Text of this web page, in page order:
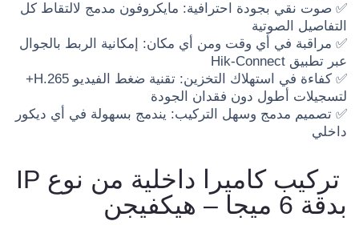
✅ صوت نقي بجودة احترافية: مايكروفون مدمج لالتقاط كل
التفاصيل الصوتية
✅ مراقبة في أي وقت ومن أي مكان: إمكانية الربط بالجوال
عبر تطبيق Hik-Connect
✅ كفاءة في استهلاك التخزين: تقنية ضغط الفيديو H.265+
لتسجيلات أطول دون فقدان الجودة
✅ تصميم مدمج وسهل التركيب: يندمج بسهولة في أي ديكور
داخلي
تركيب كاميرا داخلية من نوع IP
بدقة 6 ميجا – هيكفيجن